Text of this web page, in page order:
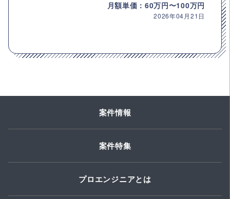
月額単価：60万円〜100万円
2026年04月21日
案件情報
案件特集
プロエンジニアとは